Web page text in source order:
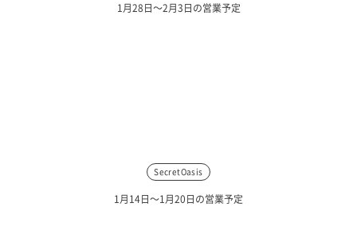
1月28日〜2月3日の営業予定
SecretOasis
1月14日〜1月20日の営業予定